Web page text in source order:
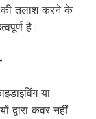
की तलाश करने के
है।
या
द्वारा कवर नहीं